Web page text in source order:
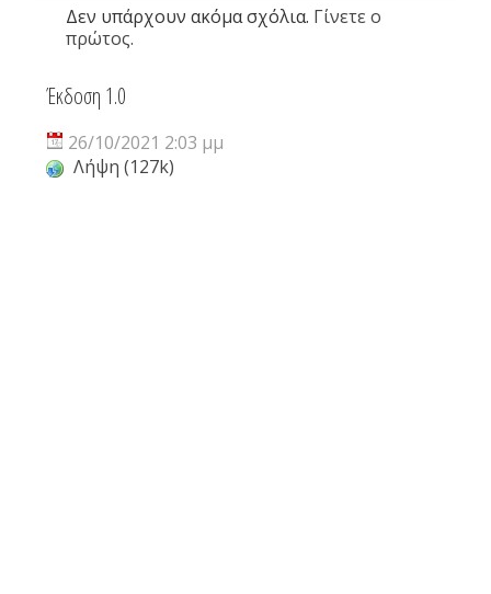
Δεν υπάρχουν ακόμα σχόλια. Γίνετε ο
πρώτος.
Έκδοση 1.0
26/10/2021 2:03 μμ
Λήψη (127k)